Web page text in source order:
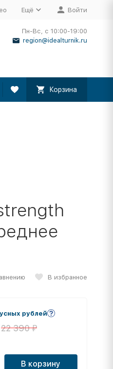
Ещё Войти
Пн-Вс, с 10:00-19:00
region@idealturnik.ru
Корзина
В избранное
рублей
22 390₽
В корзину